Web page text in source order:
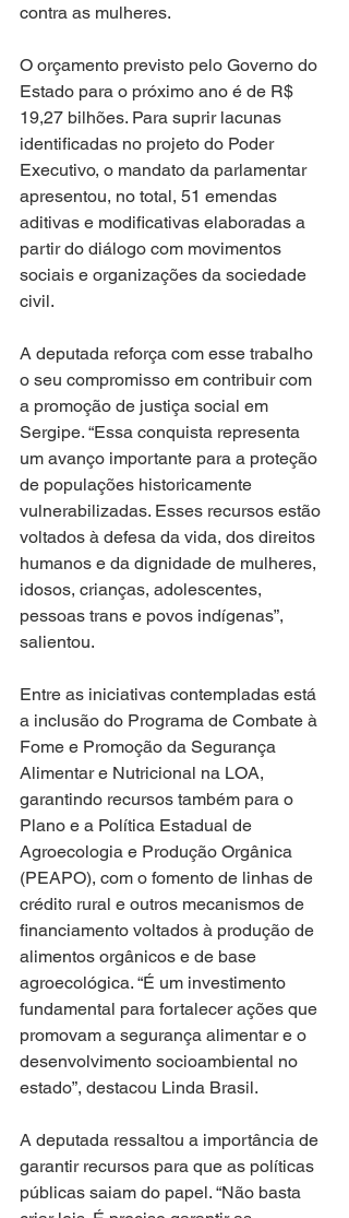
contra as mulheres.
O orçamento previsto pelo Governo do
Estado para o próximo ano é de R$
19,27 bilhões. Para suprir lacunas
identificadas no projeto do Poder
Executivo, o mandato da parlamentar
apresentou, no total, 51 emendas
aditivas e modificativas elaboradas a
partir do diálogo com movimentos
sociais e organizações da sociedade
civil.
A deputada reforça com esse trabalho
o seu compromisso em contribuir com
a promoção de justiça social em
Sergipe. “Essa conquista representa
um avanço importante para a proteção
de populações historicamente
vulnerabilizadas. Esses recursos estão
voltados à defesa da vida, dos direitos
humanos e da dignidade de mulheres,
idosos, crianças, adolescentes,
pessoas trans e povos indígenas”,
salientou.
Entre as iniciativas contempladas está
a inclusão do Programa de Combate à
Fome e Promoção da Segurança
Alimentar e Nutricional na LOA,
garantindo recursos também para o
Plano e a Política Estadual de
Agroecologia e Produção Orgânica
(PEAPO), com o fomento de linhas de
crédito rural e outros mecanismos de
financiamento voltados à produção de
alimentos orgânicos e de base
agroecológica. “É um investimento
fundamental para fortalecer ações que
promovam a segurança alimentar e o
desenvolvimento socioambiental no
estado”, destacou Linda Brasil.
A deputada ressaltou a importância de
garantir recursos para que as políticas
públicas saiam do papel. “Não basta